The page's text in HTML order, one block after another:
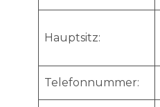
Hauptsitz:
Telefonnummer: